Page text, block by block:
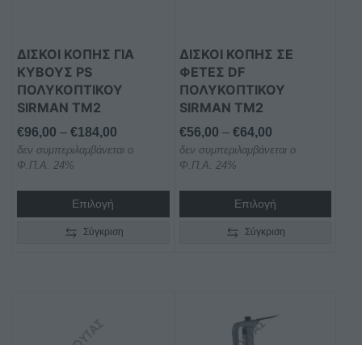
ΔΙΣΚΟΙ ΚΟΠΗΣ ΓΙΑ
ΚΥΒΟΥΣ PS
ΠΟΛΥΚΟΠΤΙΚΟΥ
SIRMAN TM2
€96,00 – €184,00
range:
through
δεν συμπεριλαμβάνεται ο
Φ.Π.Α. 24%
Επιλογή
να
επιλεγούν
στη
σελίδα
του
προϊόντος
Σύγκριση
ΔΙΣΚΟΙ ΚΟΠΗΣ ΣΕ
ΦΕΤΕΣ DF
ΠΟΛΥΚΟΠΤΙΚΟΥ
SIRMAN TM2
€56,00 – €64,00Price
range:
through
€64,00
δεν συμπεριλαμβάνεται ο
Φ.Π.Α. 24%
Επιλογή
να
επιλεγούν
στη
σελίδα
του
προϊόντος
Σύγκριση